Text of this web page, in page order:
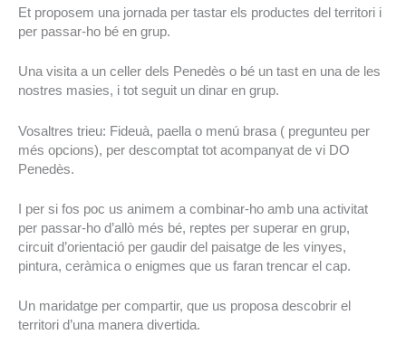
Et proposem una jornada per tastar els productes del territori i
per passar-ho bé en grup.
Una visita a un celler dels Penedès o bé un tast en una de les
nostres masies, i tot seguit un dinar en grup.
Vosaltres trieu: Fideuà, paella o menú brasa ( pregunteu per
més opcions), per descomptat tot acompanyat de vi DO
Penedès.
I per si fos poc us animem a combinar-ho amb una activitat
per passar-ho d’allò més bé, reptes per superar en grup,
circuit d’orientació per gaudir del paisatge de les vinyes,
pintura, ceràmica o enigmes que us faran trencar el cap.
Un maridatge per compartir, que us proposa descobrir el
territori d’una manera divertida.